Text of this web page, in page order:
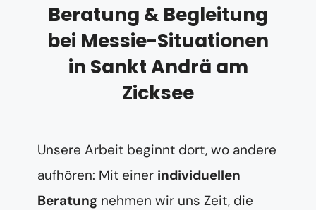
Beratung & Begleitung
bei Messie-Situationen
in Sankt Andrä am
Zicksee
Unsere Arbeit beginnt dort, wo andere
aufhören: Mit einer individuellen
Beratung nehmen wir uns Zeit, die